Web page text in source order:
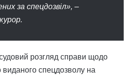
за спецдозвіл», –
розгляд справи щодо
виданого спецдозволу на